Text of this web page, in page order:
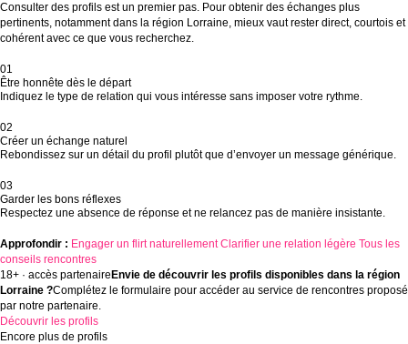
Consulter des profils est un premier pas. Pour obtenir des échanges plus
pertinents, notamment dans la région Lorraine, mieux vaut rester direct, courtois et
cohérent avec ce que vous recherchez.
01
Être honnête dès le départ
Indiquez le type de relation qui vous intéresse sans imposer votre rythme.
02
Créer un échange naturel
Rebondissez sur un détail du profil plutôt que d’envoyer un message générique.
03
Garder les bons réflexes
Respectez une absence de réponse et ne relancez pas de manière insistante.
Approfondir : Engager un flirt naturellement Clarifier une relation légère Tous les
conseils rencontres
18+ · accès partenaire Envie de découvrir les profils disponibles dans la région
Lorraine ?Complétez le formulaire pour accéder au service de rencontres proposé
par notre partenaire.
Découvrir les profils
Encore plus de profils